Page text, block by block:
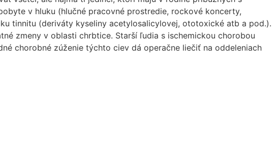
v hluku (hlučné pracovné prostredie, rockové koncerty,
tinnitu (deriváty kyseliny acetylosalicylovej, ototoxické atb a pod.).
zmeny v oblasti chrbtice. Starší ľudia s ischemickou chorobou
chorobné zúženie týchto ciev dá operačne liečiť na oddeleniach